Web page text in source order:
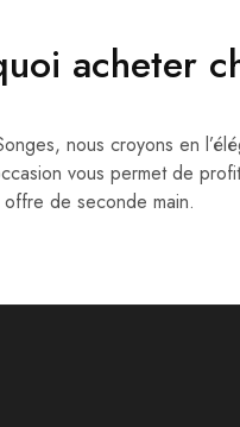
acheter
nous croyons en
vous permet de
de seconde main.